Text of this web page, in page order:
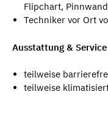
Flipchart,
Techniker vor Ort
Ausstattung & Service
teilweise
teilweise